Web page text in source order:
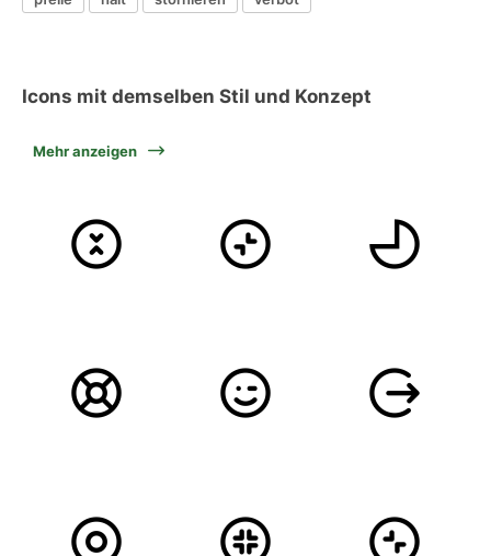
Icons mit demselben Stil und Konzept
Mehr anzeigen